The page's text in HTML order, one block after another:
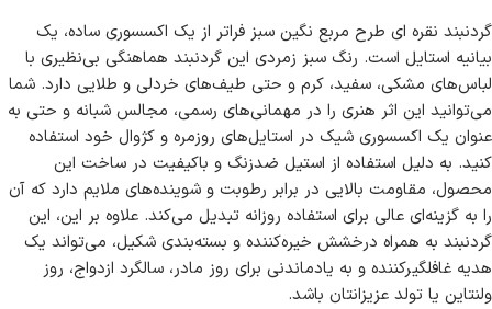
گردنبند نقره ای طرح مربع نگین سبز فراتر از یک اکسسوری ساده، یک
بیانیه استایل است. رنگ سبز زمردی این گردنبند هماهنگی بی‌نظیری با
لباس‌های مشکی، سفید، کرم و حتی طیف‌های خردلی و طلایی دارد. شما
می‌توانید این اثر هنری را در مهمانی‌های رسمی، مجالس شبانه و حتی به
عنوان یک اکسسوری شیک در استایل‌های روزمره و کژوال خود استفاده
کنید. به دلیل استفاده از استیل ضدزنگ و باکیفیت در ساخت این
محصول، مقاومت بالایی در برابر رطوبت و شوینده‌های ملایم دارد که آن
را به گزینه‌ای عالی برای استفاده روزانه تبدیل می‌کند. علاوه بر این، این
گردنبند به همراه درخشش خیره‌کننده و بسته‌بندی شکیل، می‌تواند یک
هدیه غافلگیرکننده و به یادماندنی برای روز مادر، سالگرد ازدواج، روز
ولنتاین یا تولد عزیزانتان باشد.